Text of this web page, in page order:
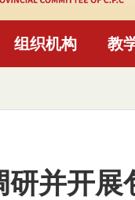
组织机构 教
并开展